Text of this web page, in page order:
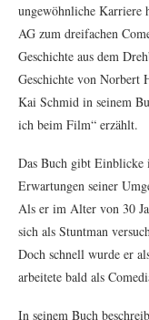
ungewöhnliche Karriere
AG zum dreifachen
Geschichte aus dem
Geschichte von Norbert
Kai Schmid in seinem
ich beim Film“ erzählt.
Das Buch gibt Einblicke
Erwartungen seiner
Als er im Alter von 30
sich als Stuntman
Doch schnell wurde er
arbeitete bald als
In seinem Buch